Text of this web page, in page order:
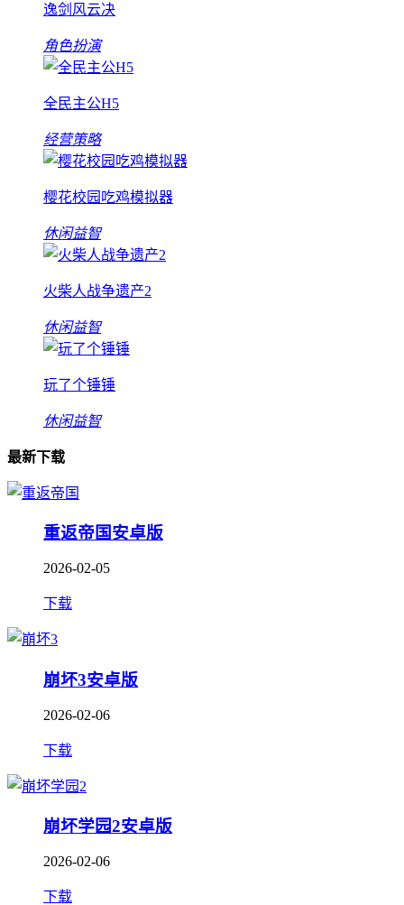
逸剑风云决
角色扮演
全民主公H5
经营策略
樱花校园吃鸡模拟器
休闲益智
火柴人战争遗产2
休闲益智
玩了个锤锤
休闲益智
最新下载
重返帝国安卓版
2026-02-05
下载
崩坏3安卓版
2026-02-06
下载
崩坏学园2安卓版
2026-02-06
下载